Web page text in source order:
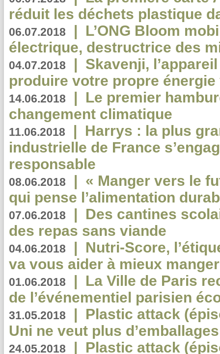
réduit les déchets plastique
06.07.2018 | L’ONG Bloom
électrique, destructrice des
04.07.2018 | Skavenji,
produire votre propre
14.06.2018 | Le premier
changement climatique
11.06.2018 | Harrys : la plus
industrielle de France
responsable
08.06.2018 | « Manger vers le
qui pense l’alimentation
07.06.2018 | Des cantines
des repas sans viande
04.06.2018 | Nutri-Score,
va vous aider à mieux
01.06.2018 | La Ville de Paris
de l’événementiel parisien
31.05.2018 | Plastic attack
Uni ne veut plus
24.05.2018 | Plastic attack